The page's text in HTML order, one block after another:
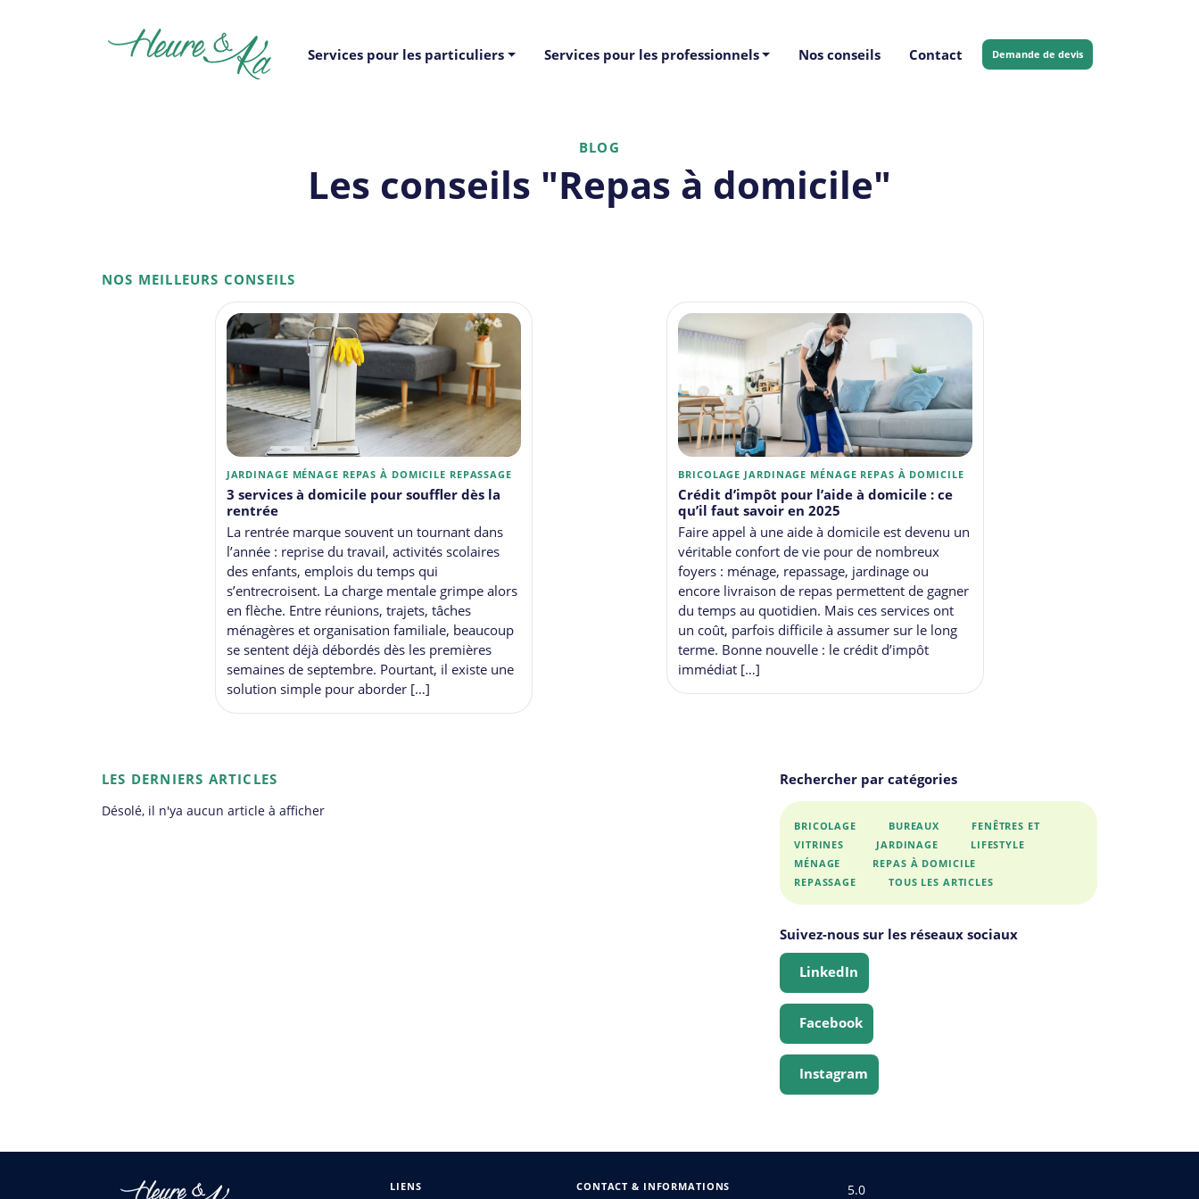
Services pour les particuliers Services pour les professionnels Nos conseils Contact Demande de devis
BLOG
Les conseils "Repas à domicile"
NOS MEILLEURS CONSEILS
JARDINAGE MÉNAGE REPAS À DOMICILE REPASSAGE
3 services à domicile pour souffler dès la
rentrée
La rentrée marque souvent un tournant dans
l’année : reprise du travail, activités scolaires
des enfants, emplois du temps qui
s’entrecroisent. La charge mentale grimpe alors
en flèche. Entre réunions, trajets, tâches
ménagères et organisation familiale, beaucoup
se sentent déjà débordés dès les premières
semaines de septembre. Pourtant, il existe une
solution simple pour aborder […]
BRICOLAGE JARDINAGE MÉNAGE REPAS À DOMICILE
Crédit d’impôt pour l’aide à domicile : ce
qu’il faut savoir en 2025
Faire appel à une aide à domicile est devenu un
véritable confort de vie pour de nombreux
foyers : ménage, repassage, jardinage ou
encore livraison de repas permettent de gagner
du temps au quotidien. Mais ces services ont
un coût, parfois difficile à assumer sur le long
terme. Bonne nouvelle : le crédit d’impôt
immédiat […]
LES DERNIERS ARTICLES
Désolé, il n'ya aucun article à afficher
Rechercher par catégories
BRICOLAGE BUREAUX
FENÊTRES ET
VITRINES
JARDINAGE
LIFESTYLE
MÉNAGE
REPAS À DOMICILE
REPASSAGE
TOUS LES ARTICLES
Suivez-nous sur les réseaux sociaux
LinkedIn
Facebook
Instagram
LIENS CONTACT & INFORMATIONS 5.0